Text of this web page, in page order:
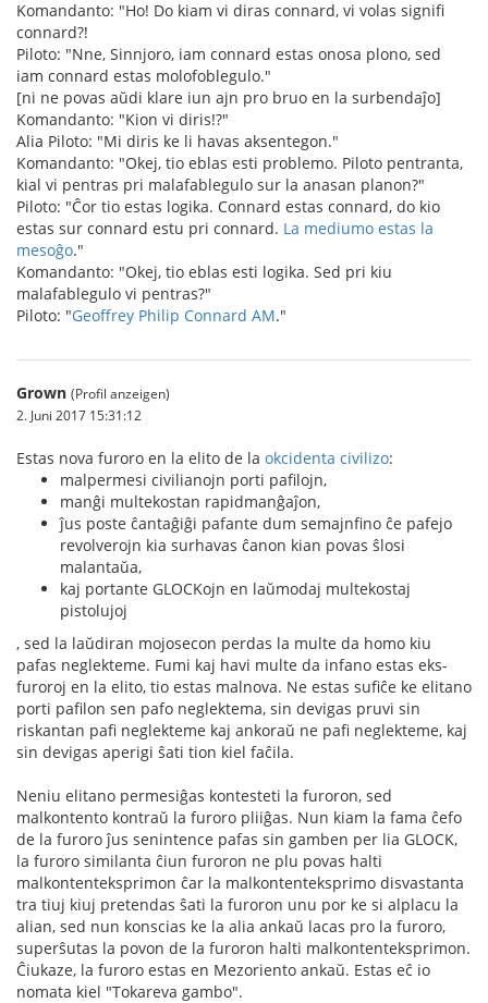
Komandanto: "Ho! Do kiam vi diras connard, vi volas signifi
connard?!
Piloto: "Nne, Sinnjoro, iam connard estas onosa plono, sed
iam connard estas molofoblegulo."
[ni ne povas aŭdi klare iun ajn pro bruo en la surbendaĵo]
Komandanto: "Kion vi diris!?"
Alia Piloto: "Mi diris ke li havas aksentegon."
Komandanto: "Okej, tio eblas esti problemo. Piloto pentranta,
kial vi pentras pri malafablegulo sur la anasan planon?"
Piloto: "Ĉor tio estas logika. Connard estas connard, do kio
estas sur connard estu pri connard. La mediumo estas la
mesoĝo."
Komandanto: "Okej, tio eblas esti logika. Sed pri kiu
malafablegulo vi pentras?"
Piloto: "Geoffrey Philip Connard AM."
Grown (Profil anzeigen)
2. Juni 2017 15:31:12
Estas nova furoro en la elito de la okcidenta civilizo:
malpermesi civilianojn porti pafilojn,
manĝi multekostan rapidmanĝaĵon,
ĵus poste ĉantaĝiĝi pafante dum semajnfino ĉe pafejo
revolverojn kia surhavas ĉanon kian povas ŝlosi
malantaŭa,
kaj portante GLOCKojn en laŭmodaj multekostaj
pistolujoj
, sed la laŭdiran mojosecon perdas la multe da homo kiu
pafas neglekteme. Fumi kaj havi multe da infano estas eks-
furoroj en la elito, tio estas malnova. Ne estas sufiĉe ke elitano
porti pafilon sen pafo neglektema, sin devigas pruvi sin
riskantan pafi neglekteme kaj ankoraŭ ne pafi neglekteme, kaj
sin devigas aperigi ŝati tion kiel faĉila.
Neniu elitano permesiĝas kontesteti la furoron, sed
malkontento kontraŭ la furoro pliiĝas. Nun kiam la fama ĉefo
de la furoro ĵus senintence pafas sin gamben per lia GLOCK,
la furoro similanta ĉiun furoron ne plu povas halti
malkontenteksprimon ĉar la malkontenteksprimo disvastanta
tra tiuj kiuj pretendas ŝati la furoron unu por ke si alplacu la
alian, sed nun konscias ke la alia ankaŭ lacas pro la furoro,
superŝutas la povon de la furoron halti malkontenteksprimon.
Ĉiukaze, la furoro estas en Mezoriento ankaŭ. Estas eĉ io
nomata kiel "Tokareva gambo".